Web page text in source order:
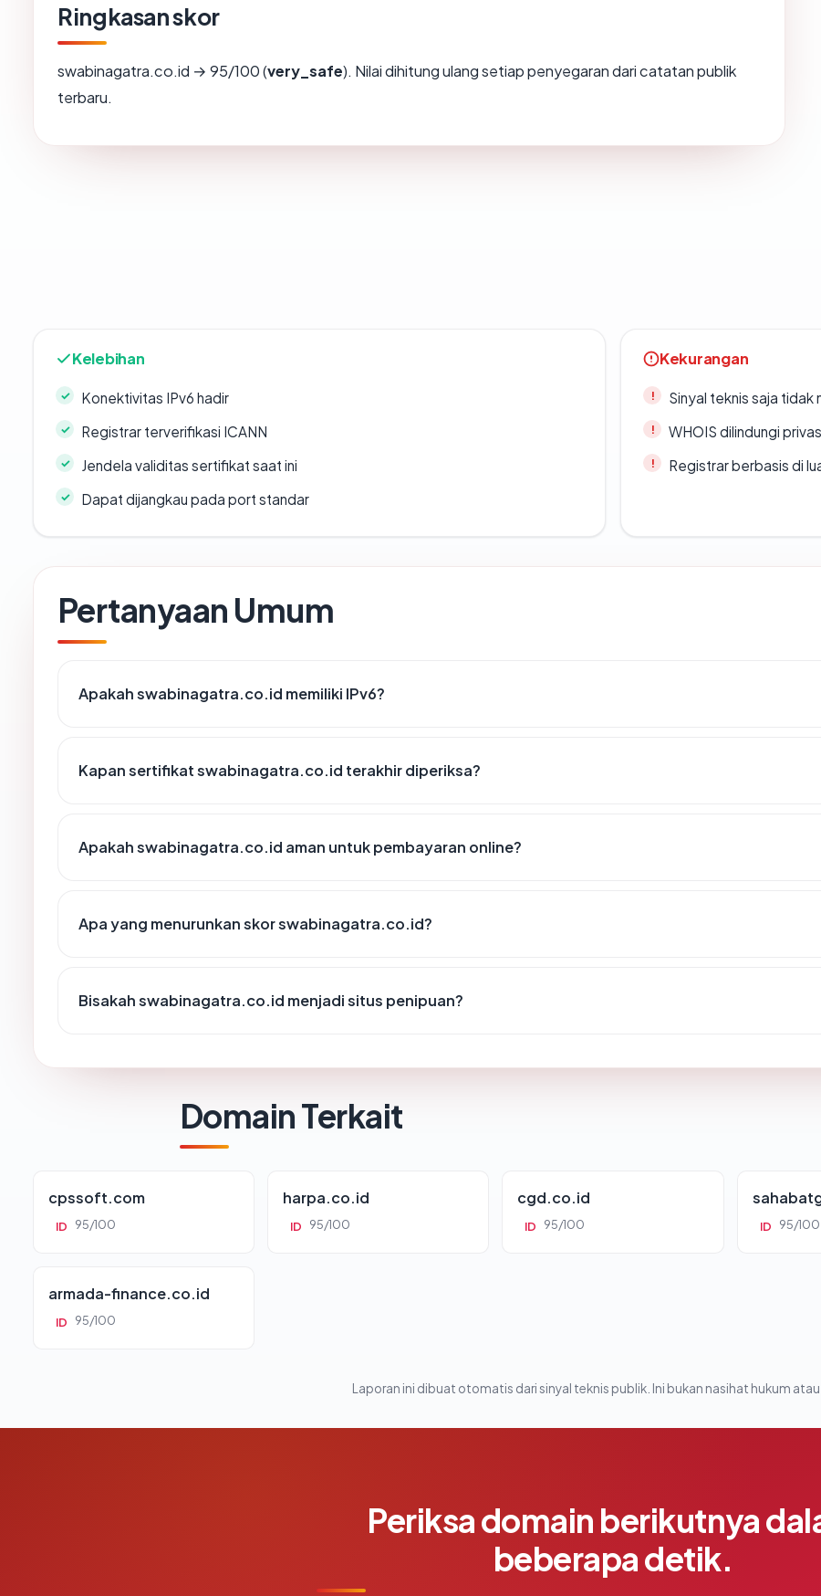
Ringkasan skor
swabinagatra.co.id → 95/100 (very_safe). Nilai dihitung ulang setiap penyegaran dari catatan publik
terbaru.
Kelebihan
Konektivitas IPv6 hadir
Registrar terverifikasi ICANN
Jendela validitas sertifikat saat ini
Dapat dijangkau pada port standar
Kekurangan
Sinyal teknis saja tidak
WHOIS dilindungi
Registrar berbasis di
Pertanyaan Umum
Apakah swabinagatra.co.id memiliki IPv6?
Kapan sertifikat swabinagatra.co.id terakhir diperiksa?
Apakah swabinagatra.co.id aman untuk pembayaran online?
Apa yang menurunkan skor swabinagatra.co.id?
Bisakah swabinagatra.co.id menjadi situs penipuan?
Domain Terkait
cpssoft.com
ID 95/100
harpa.co.id
ID 95/100
cgd.co.id
ID 95/100 ID 95/100
armada-finance.co.id
ID 95/100
Laporan ini dibuat otomatis dari sinyal teknis publik. Ini bukan nasihat hukum atau
Periksa domain berikutnya
beberapa detik.